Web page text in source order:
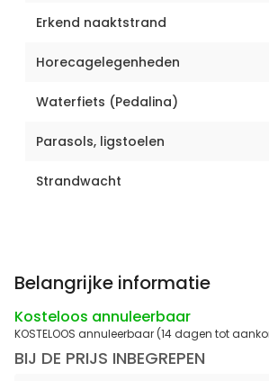
Erkend naaktstrand
Horecagelegenheden
Waterfiets (Pedalina)
Parasols, ligstoelen
Strandwacht
Belangrijke informatie
Kosteloos annuleerbaar
KOSTELOOS annuleerbaar (14 dagen tot
BIJ DE PRIJS INBEGREPEN